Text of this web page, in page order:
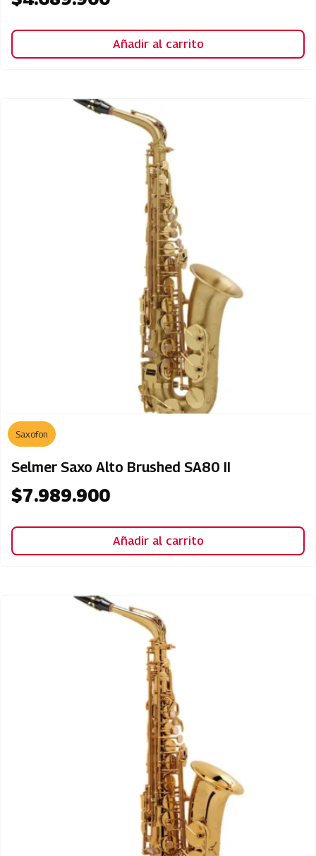
Añadir al carrito
Saxofon
Selmer Saxo Alto Brushed SA80 II
$7.989.900
Añadir al carrito